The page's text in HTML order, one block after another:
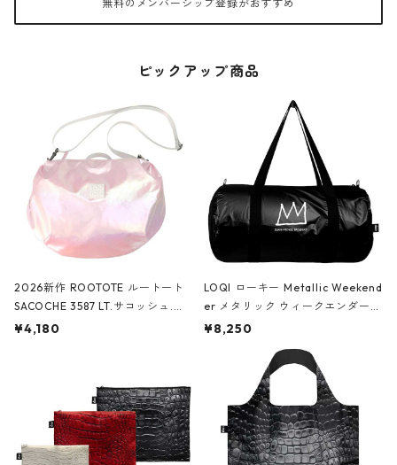
無料のメンバーシップ登録がおすすめ
ピックアップ商品
2026新作 ROOTOTE ルートート
SACOCHE 3587 LT.サコッシュ.ル
ミエ-B ショルダーバッグ グロスピ
¥4,180
LOQI ローキー Metallic Weekend
er メタリック ウィークエンダー
ボストンバッグ ショルダーバッグ
Black ジャン=ミッシェル・バスキ
ア/クラウン ブラック
¥8,250